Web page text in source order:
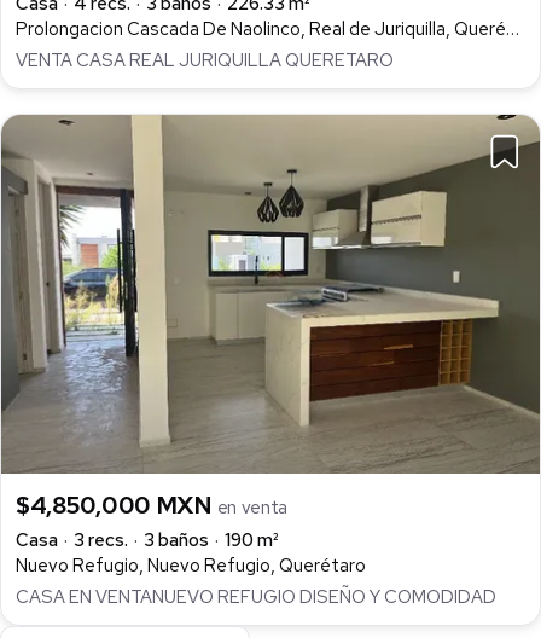
Prolongacion Cascada De Naolinco, Real de Juriquilla, Querétaro
VENTA CASA REAL JURIQUILLA QUERETARO
$4,850,000 MXN en venta
Casa
3 recs. 3 baños
190 m²
Nuevo Refugio, Nuevo Refugio, Querétaro
CASA EN VENTANUEVO REFUGIO DISEÑO Y COMODIDAD